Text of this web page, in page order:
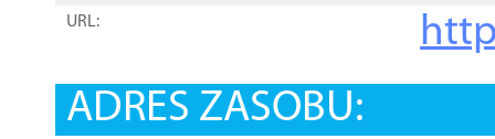
URL:
ADRES ZASOBU: